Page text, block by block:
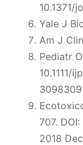
10.1371/
Yale J
Am J
Pediatr
10.1111/
707.
2018